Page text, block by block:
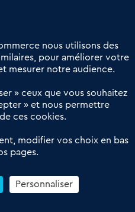
dédié aux transactions
au service du commerce de
nous utilisons des
pour améliorer votre
mesurer notre audience.
» ceux que vous souhaitez
» et nous permettre
ces cookies.
modifier vos choix en bas
pages.
Personnaliser